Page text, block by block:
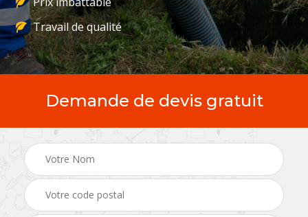
Travail de qualité
Demande de devis gratuit